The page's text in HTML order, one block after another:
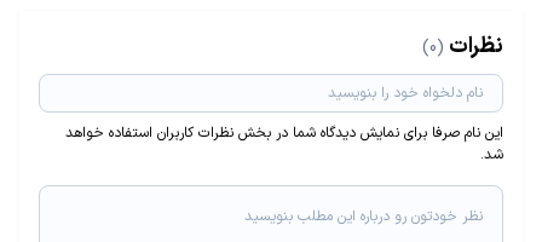
نظرات (0)
این نام صرفا برای نمایش دیدگاه شما در بخش نظرات کاربران استفاده خواهد
شد.